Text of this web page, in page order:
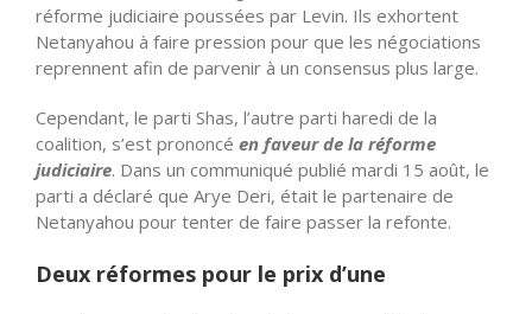
réforme judiciaire poussées par Levin. Ils exhortent
Netanyahou à faire pression pour que les négociations
reprennent afin de parvenir à un consensus plus large.
Cependant, le parti Shas, l’autre parti haredi de la
coalition, s’est prononcé en faveur de la réforme
judiciaire. Dans un communiqué publié mardi 15 août, le
parti a déclaré que Arye Deri, était le partenaire de
Netanyahou pour tenter de faire passer la refonte.
Deux réformes pour le prix d’une